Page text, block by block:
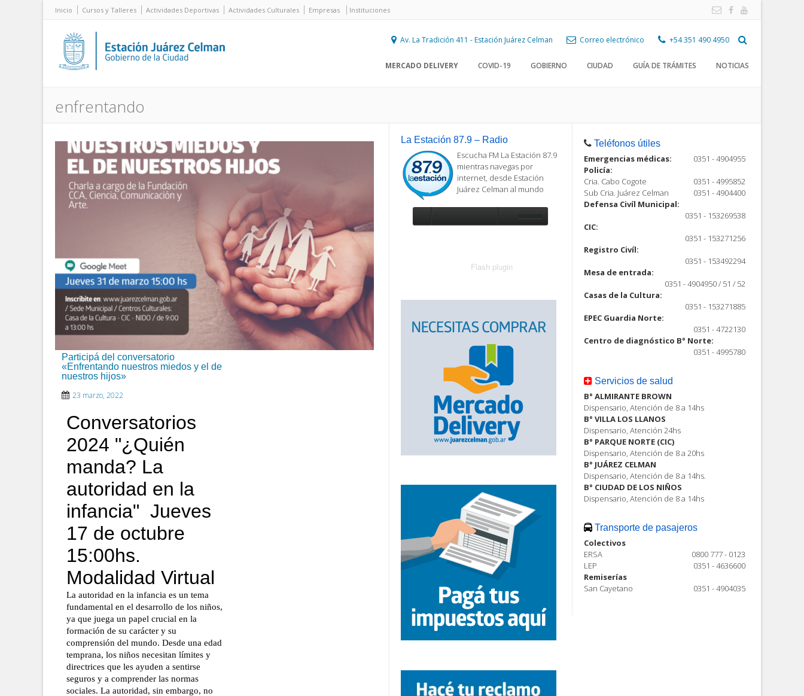
Inicio Cursos y Talleres Actividades Deportivas Actividades Culturales Empresas Instituciones
Av. La Tradición 411 - Estación Juárez Celman Correo electrónico +54 351 490 4950
MERCADO DELIVERY COVID-19 GOBIERNO CIUDAD GUÍA DE TRÁMITES NOTICIAS
enfrentando
Participá del conversatorio
«Enfrentando nuestros miedos y el de
nuestros hijos»
23 marzo, 2022
La Estación 87.9 – Radio
Escucha FM La Estación 87.9
mientras navegas por
internet, desde Estación
Juárez Celman al mundo
Flash plugin
Teléfonos útiles
Emergencias médicas:
0351 - 4904955
Policía:
Cria. Cabo Cogote
0351 - 4995852
Sub Cria. Juárez Celman
0351 - 4904400
Defensa Civíl Municipal:
0351 - 153269538
CIC:
0351 - 153271256
Registro Civíl:
0351 - 153492294
Mesa de entrada:
0351 - 4904950 / 51 / 52
Casas de la Cultura:
0351 - 153271885
EPEC Guardia Norte:
0351 - 4722130
Centro de diagnóstico B° Norte:
0351 - 4995780
Servicios de salud
B° ALMIRANTE BROWN
Dispensario, Atención de 8 a 14hs
B° VILLA LOS LLANOS
Dispensario, Atención 24hs
B° PARQUE NORTE (CIC)
Dispensario, Atención de 8 a 20hs
B° JUÁREZ CELMAN
Dispensario, Atención de 8 a 14hs.
B° CIUDAD DE LOS NIÑOS
Dispensario, Atención de 8 a 14hs
Transporte de pasajeros
Colectivos
ERSA
0800 777 - 0123
LEP
0351 - 4636600
Remiserías
San Cayetano
0351 - 4904035